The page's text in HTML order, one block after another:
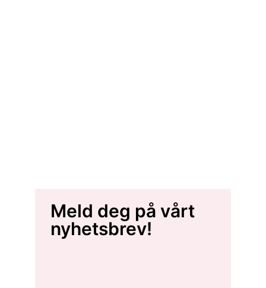
Meld deg på vårt
nyhetsbrev!